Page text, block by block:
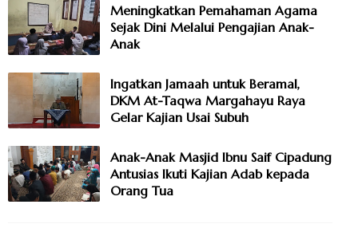
Meningkatkan Pemahaman Agama
Sejak Dini Melalui Pengajian Anak-
Anak
Ingatkan Jamaah untuk Beramal,
DKM At-Taqwa Margahayu Raya
Gelar Kajian Usai Subuh
Anak-Anak Masjid Ibnu Saif Cipadung
Antusias Ikuti Kajian Adab kepada
Orang Tua